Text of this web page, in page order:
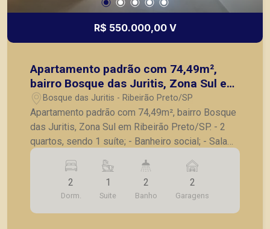
R$ 550.000,00 V
Apartamento padrão com 74,49m²,
bairro Bosque das Juritis, Zona Sul em
Ribeirão Preto/SP.
Bosque das Juritis - Ribeirão Preto/SP
Apartamento padrão com 74,49m², bairro Bosque
das Juritis, Zona Sul em Ribeirão Preto/SP. - 2
quartos, sendo 1 suíte; - Banheiro social; - Sala
para 2 ambientes; - Sacada; - Cozinha; -
Lavanderia; - 2 vagas de garagem. Também
temos imóveis no Jardim Olhos d´Água, Nova
Aliança, Jardim Irajá, Bosque das Juritis, casas e
apartamentos próximos a mercados, farmácias,
2
Dorm.
1
Suite
2
Banho
2
Garagens